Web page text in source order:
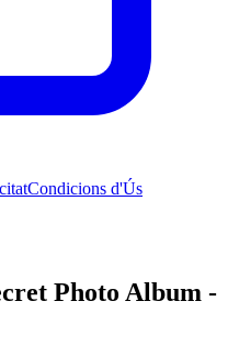
Condicions d'Ús
Photo Album -